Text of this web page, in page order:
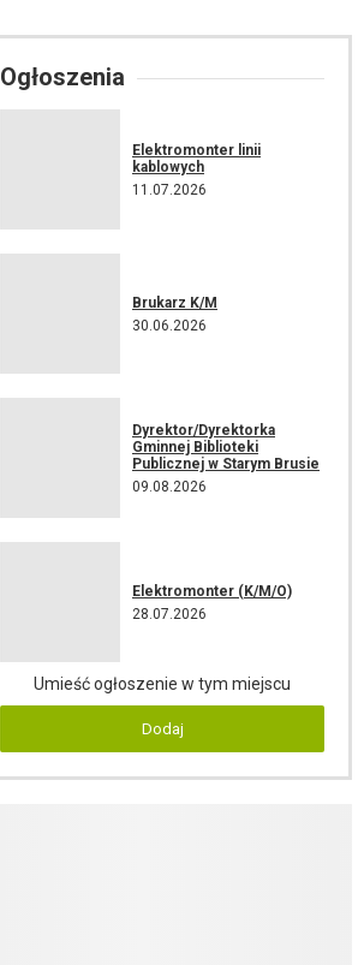
Ogłoszenia
Elektromonter linii
kablowych
11.07.2026
Brukarz K/M
30.06.2026
Dyrektor/Dyrektorka
Gminnej Biblioteki
Publicznej w Starym Brusie
09.08.2026
Elektromonter (K/M/O)
28.07.2026
Umieść ogłoszenie w tym miejscu
Dodaj